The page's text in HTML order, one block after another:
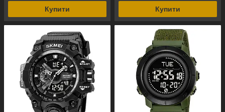
Купити Купити